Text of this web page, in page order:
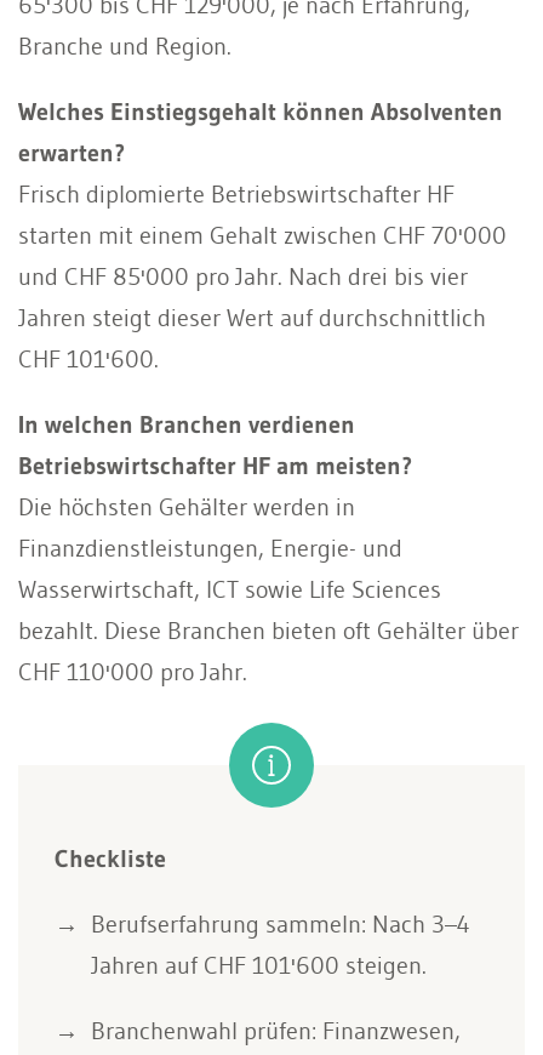
Branche und Region.
Welches Einstiegsgehalt können Absolventen
erwarten?
Frisch diplomierte Betriebswirtschafter HF
starten mit einem Gehalt zwischen CHF 70'000
und CHF 85'000 pro Jahr. Nach drei bis vier
Jahren steigt dieser Wert auf durchschnittlich
CHF 101'600.
In welchen Branchen verdienen
Betriebswirtschafter HF am meisten?
Die höchsten Gehälter werden in
Finanzdienstleistungen, Energie- und
Wasserwirtschaft, ICT sowie Life Sciences
bezahlt. Diese Branchen bieten oft Gehälter über
CHF 110'000 pro Jahr.
Checkliste
Berufserfahrung sammeln: Nach 3–4
Jahren auf CHF 101'600 steigen.
Branchenwahl prüfen: Finanzwesen,